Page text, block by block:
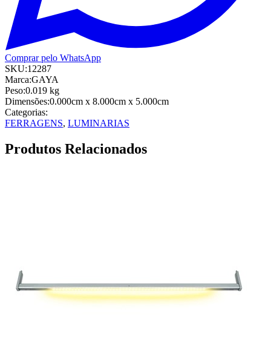
Comprar pelo WhatsApp
SKU:12287
Marca:GAYA
Peso:0.019 kg
Dimensões:0.000cm x 8.000cm x 5.000cm
Categorias:
FERRAGENS, LUMINARIAS
Produtos Relacionados